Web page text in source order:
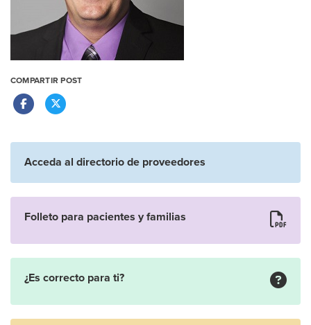
COMPARTIR POST
Acceda al directorio de proveedores
Folleto para pacientes y familias
¿Es correcto para ti?